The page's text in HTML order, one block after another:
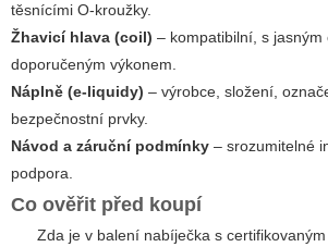
těsnícími O-kroužky.
Žhavicí hlava (coil) – kompatibilní, s
doporučeným výkonem.
Náplně (e-liquidy) – výrobce, složení,
bezpečnostní prvky.
Návod a záruční podmínky – srozumitelné
podpora.
Co ověřit před koupí
Zda je v balení nabíječka s